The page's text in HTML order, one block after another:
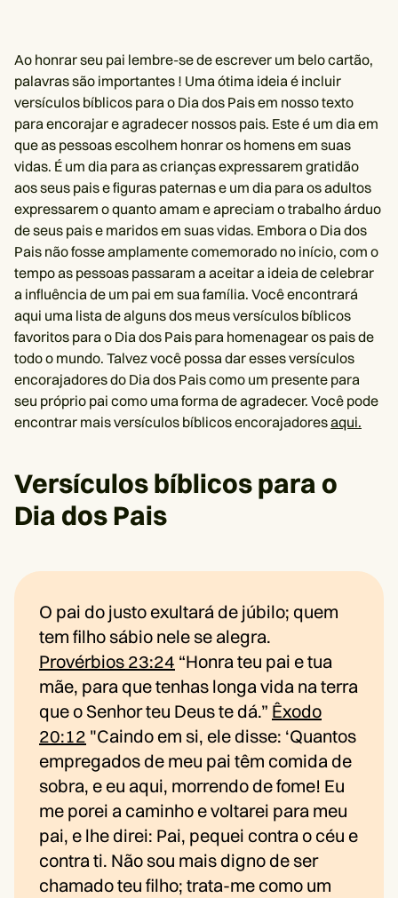
Ao honrar seu pai lembre-se de escrever um belo cartão,
palavras são importantes ! Uma ótima ideia é incluir
versículos bíblicos para o Dia dos Pais em nosso texto
para encorajar e agradecer nossos pais. Este é um dia em
que as pessoas escolhem honrar os homens em suas
vidas. É um dia para as crianças expressarem gratidão
aos seus pais e figuras paternas e um dia para os adultos
expressarem o quanto amam e apreciam o trabalho árduo
de seus pais e maridos em suas vidas. Embora o Dia dos
Pais não fosse amplamente comemorado no início, com o
tempo as pessoas passaram a aceitar a ideia de celebrar
a influência de um pai em sua família. Você encontrará
aqui uma lista de alguns dos meus versículos bíblicos
favoritos para o Dia dos Pais para homenagear os pais de
todo o mundo. Talvez você possa dar esses versículos
encorajadores do Dia dos Pais como um presente para
seu próprio pai como uma forma de agradecer. Você pode
encontrar mais versículos bíblicos encorajadoresaqui.
Versículos bíblicos para o
Dia dos Pais
O pai do justo exultará de júbilo; quem
tem filho sábio nele se alegra.
Provérbios 23:24 “Honra teu pai e tua
mãe, para que tenhas longa vida na terra
que o Senhor teu Deus te dá.” Êxodo
20:12 "Caindo em si, ele disse: ‘Quantos
empregados de meu pai têm comida de
sobra, e eu aqui, morrendo de fome! Eu
me porei a caminho e voltarei para meu
pai, e lhe direi: Pai, pequei contra o céu e
contra ti. Não sou mais digno de ser
chamado teu filho; trata-me como um